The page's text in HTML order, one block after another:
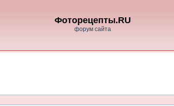
Фоторецепты.RU
форум сайта